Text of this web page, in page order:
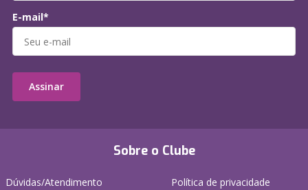
Sobre o Clube
Dúvidas/Atendimento
Política de privacidade
E-mail*
Assinar